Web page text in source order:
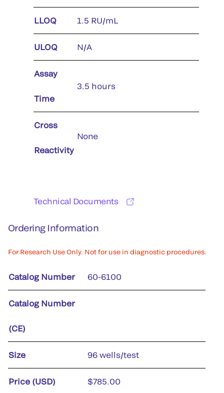
LLOQ 1.5 RU/mL
ULOQ N/A
Assay
Time
3.5 hours
Cross
Reactivity
None
Technical Documents
Ordering Information
For Research Use Only. Not for use in diagnostic procedures.
Catalog Number 60-6100
Catalog Number
(CE)
Size 96 wells/test
Price (USD) $785.00